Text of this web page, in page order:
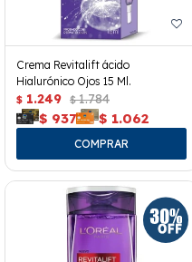
Crema Revitalift ácido
Hialurónico Ojos 15 Ml.
$ 1.249 $ 1.784
$ 937 $ 1.062